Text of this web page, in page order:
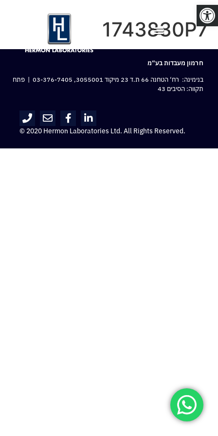
פתח סרגל נגישות
1743830P7
חרמון מעבדות בע“מ
בנימינה: רח‘ הטחנה 66 ת.ד 23 מיקוד 3055001,
03-376-7405 | פתח
תקווה: הסיבים 43
© 2020 Hermon Laboratories Ltd. All Rights Reserved.